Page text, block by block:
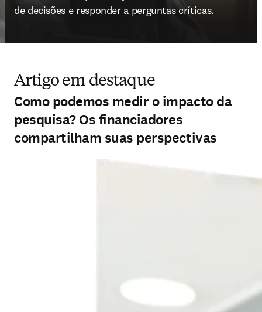
de decisões e responder a perguntas críticas.
Artigo em destaque
Como podemos medir o impacto da
pesquisa? Os financiadores
compartilham suas perspectivas